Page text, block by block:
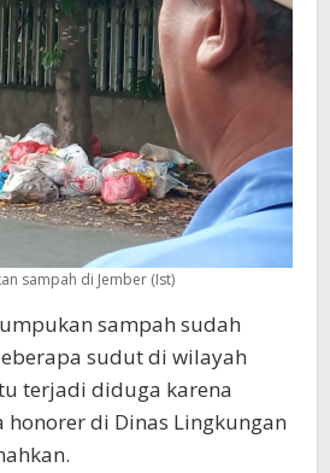
sampah di Jember (Ist)
sampah sudah
sudut di wilayah
terjadi diduga karena
honorer di Dinas Lingkungan